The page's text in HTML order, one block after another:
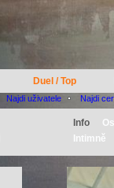
Duel / Top
Najdi uživatele Najdi
Info
Intimně